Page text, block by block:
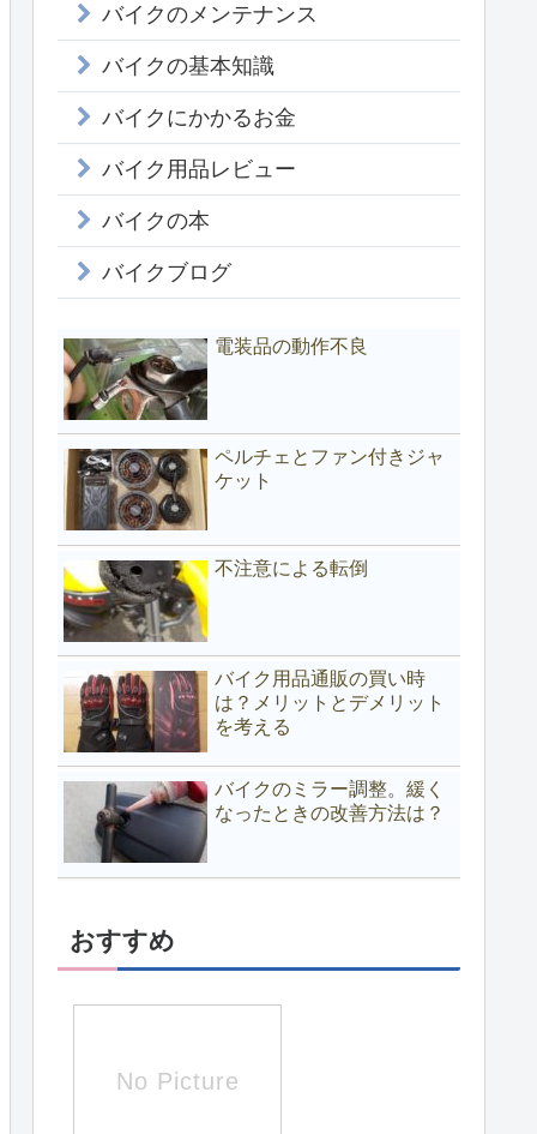
バイクのメンテナンス
バイクの基本知識
バイクにかかるお金
バイク用品レビュー
バイクの本
バイクブログ
電装品の動作不良
ペルチェとファン付きジャ
ケット
不注意による転倒
バイク用品通販の買い時
は？メリットとデメリット
を考える
バイクのミラー調整。緩く
なったときの改善方法は？
おすすめ